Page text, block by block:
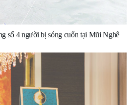
số 4 người bị sóng cuốn tại Mũi Nghê